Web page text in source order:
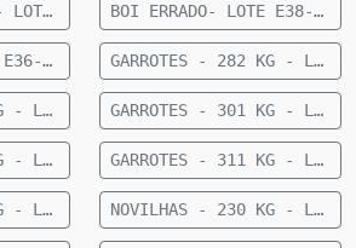
BEZERROS- 163 KG- LOTE E23- 45 MACHOS NELORE- 8 A 10 MESES- 163 KG- 70 KM DE CAMAPUA SENTIDO PARAISO DAS AGUAS BOI ERRADO- LOTE E38- 12 MACHOS NELORE- 18 A 20 MESES- 615 KG - 27 KM DE CAMAPUÃ
BOI ERRADO- LOTE E36- 16 MACHOS NELORE- 18 A 20 MESES- 449 KG - 27 KM DE CAMAPUÃ GARROTES - 282 KG - LOTE E03 - 34 MACHOS CRUZADOS 15 MESES - 282 KG - 60 KM DE CAMAPUÃ
GARROTES - 284 KG - LOTE E02 - 28 MACHOS NELORE 15 MESES - 284 KG - 60 KM DE CAMAPUÃ GARROTES - 301 KG - LOTE E01 - 64 MACHOS NELORE 15 MESES - 301 KG - 60 KM DE CAMAPUÃ
GARROTES - 302 KG - LOTE E04 - 27 MACHOS ANGUS 15 MESES - 302 KG - 60 KM DE CAMAPUÃ GARROTES - 311 KG - LOTE E99 - 37 MACHOS NELORE 15 A 20 MESES - 311 KG - 60 KM DE CAMAPUÃ
NOVILHAS - 218 KG - LOTE E09 - 21 FÊMEAS ANELORADAS 12 A 15 MESES - 218 KG - 35 KM DE CAMAPUÃ NOVILHAS - 230 KG - LOTE E31- 26 FÊMEAS ANELORADAS 12 A 15 MESES- 230 KG- 73 KM DE CAMAPUÃ